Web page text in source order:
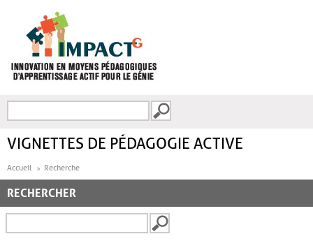
FORMULAIRE DE
VIGNETTES DE PÉDAGOGIE ACTIVE
Accueil Recherche
RECHERCHER